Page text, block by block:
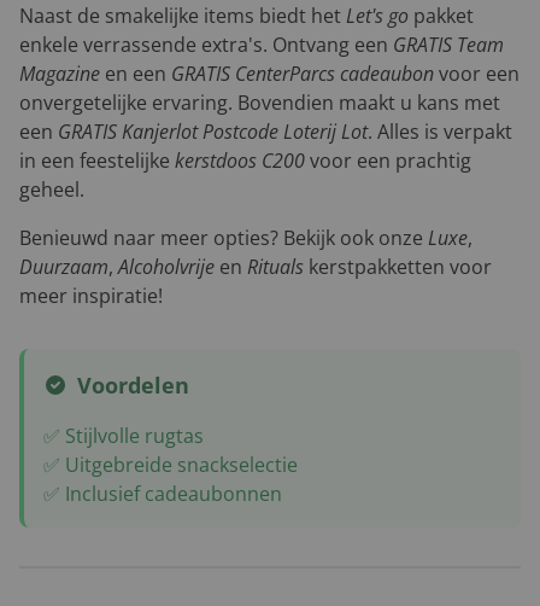
Naast de smakelijke items biedt hetLet's go pakket
enkele verrassende extra's. Ontvang een GRATIS Team
Magazine en een GRATIS CenterParcs cadeaubonvoor een
onvergetelijke ervaring. Bovendien maakt u kans met
een GRATIS Kanjerlot Postcode Loterij Lot. Alles is verpakt
in een feestelijke kerstdoos C200voor een prachtig
geheel.
Benieuwd naar meer opties? Bekijk ook onze Luxe,
Duurzaam,Alcoholvrije en Rituals kerstpakketten voor
meer inspiratie!
Voordelen
✅ Stijlvolle rugtas
✅ Uitgebreide snackselectie
✅ Inclusief cadeaubonnen